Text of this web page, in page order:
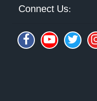
Connect Us: